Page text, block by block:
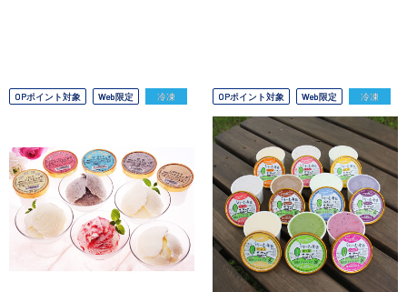
OPポイント対象 Web限定 冷凍 OPポイント対象 Web限定 冷凍